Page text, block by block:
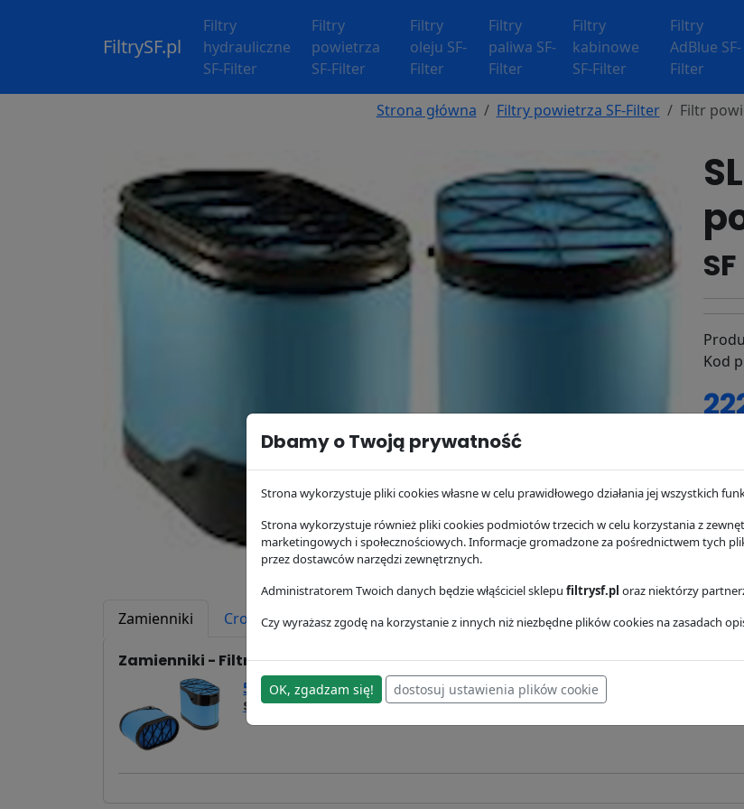
FiltrySF.pl
Filtry
hydrauliczne
SF-Filter
Filtry
powietrza
SF-Filter
Filtry
oleju SF-
Filter
Filtry
paliwa SF-
Filter
Filtry
kabinowe
SF-Filter
Filtry
AdBlue SF-
Filter
Strona główna Filtry powietrza SF-Filter Filtr
Kod
Zamienniki Cross Reference Zastosowanie Dostawa i płatność
Zamienniki - Filtr powietrza SL82074
545,20 zł
SA16841Hifi Filter
Dbamy o Twoją prywatność
Strona wykorzystuje pliki cookies własne w celu prawidłowego działania jej wszystkich
Strona wykorzystuje również pliki cookies podmiotów trzecich w celu korzystania z
marketingowych i społecznościowych. Informacje gromadzone za pośrednictwem tych
przez dostawców narzędzi zewnętrznych.
Administratorem Twoich danych będzie włąściciel sklepu filtrysf.pl oraz niektórzy
Czy wyrażasz zgodę na korzystanie z innych niż niezbędne plików cookies na zasadach
OK, zgadzam się! dostosuj ustawienia plików cookie